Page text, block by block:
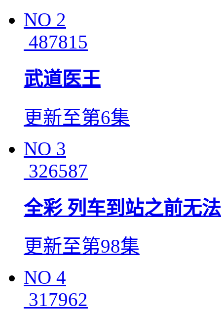
NO 2
487815
武道医王
更新至第6集
NO 3
326587
全彩 列车到站之前无
更新至第98集
NO 4
317962